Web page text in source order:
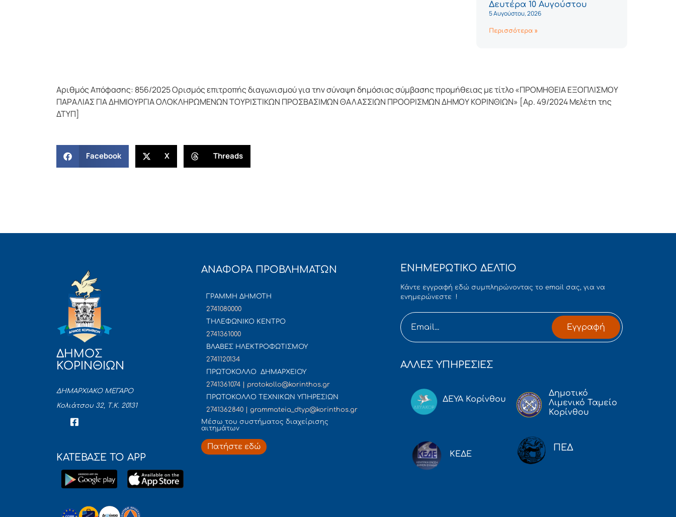
Δευτέρα 10 Αυγούστου
5 Αυγούστου, 2026
Περισσότερα »
Αριθμός Απόφασης: 856/2025 Ορισμός επιτροπής διαγωνισμού για την σύναψη δημόσιας σύμβασης προμήθειας με τίτλο «ΠΡΟΜΗΘΕΙΑ ΕΞΟΠΛΙΣΜΟΥ
ΠΑΡΑΛΙΑΣ ΓΙΑ ΔΗΜΙΟΥΡΓΙΑ ΟΛΟΚΛΗΡΩΜΕΝΩΝ ΤΟΥΡΙΣΤΙΚΩΝ ΠΡΟΣΒΑΣΙΜΩΝ ΘΑΛΑΣΣΙΩΝ ΠΡΟΟΡΙΣΜΩΝ ΔΗΜΟΥ ΚΟΡΙΝΘΙΩΝ» [Αρ. 49/2024 Μελέτη της
ΔΤΥΠ]
Facebook X Threads
ΔΗΜΟΣ
ΚΟΡΙΝΘΙΩΝ
ΔΗΜΑΡΧΙΑΚΟ ΜΕΓΑΡΟ
Κολιάτσου 32, Τ.Κ. 20131
ΚΑΤΕΒΑΣΕ ΤΟ APP
ΑΝΑΦΟΡΑ ΠΡΟΒΛΗΜΑΤΩΝ
ΓΡΑΜΜΗ ΔΗΜΟΤΗ
2741080000
ΤΗΛΕΦΩΝΙΚΟ ΚΕΝΤΡΟ
2741361000
ΒΛΑΒΕΣ ΗΛΕΚΤΡΟΦΩΤΙΣΜΟΥ
2741120134
ΠΡΩΤΟΚΟΛΛΟ ΔΗΜΑΡΧΕΙΟΥ
2741361074 | protokollo@korinthos.gr
ΠΡΩΤΟΚΟΛΛΟ ΤΕΧΝΙΚΩΝ ΥΠΗΡΕΣΙΩΝ
2741362840 | grammateia_dtyp@korinthos.gr
Mέσω του συστήματος διαχείρισης
αιτημάτων
Πατήστε εδώ
ΕΝΗΜΕΡΩΤΙΚΟ ΔΕΛΤΙΟ
Κάντε εγγραφή εδώ συμπληρώνοντας το email σας, για να
ενημερώνεστε !
Εγγραφή
ΑΛΛΕΣ ΥΠΗΡΕΣΙΕΣ
ΔΕΥΑ Κορίνθου
Δημοτικό
Λιμενικό Ταμείο
Κορίνθου
ΚΕΔΕ
ΠΕΔ